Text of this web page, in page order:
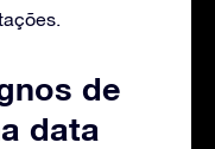
de
data